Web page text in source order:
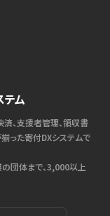
テム
済、支援者管理、領収書
った寄付DXシステムで
団体まで、3,000以上